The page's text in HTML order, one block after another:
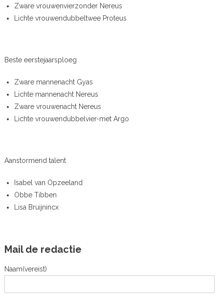
Zware vrouwenvierzonder Nereus
Lichte vrouwendubbeltwee Proteus
Beste eerstejaarsploeg
Zware mannenacht Gyas
Lichte mannenacht Nereus
Zware vrouwenacht Nereus
Lichte vrouwendubbelvier-met Argo
Aanstormend talent
Isabel van Opzeeland
Obbe Tibben
Lisa Bruijnincx
Mail de redactie
Naam(vereist)